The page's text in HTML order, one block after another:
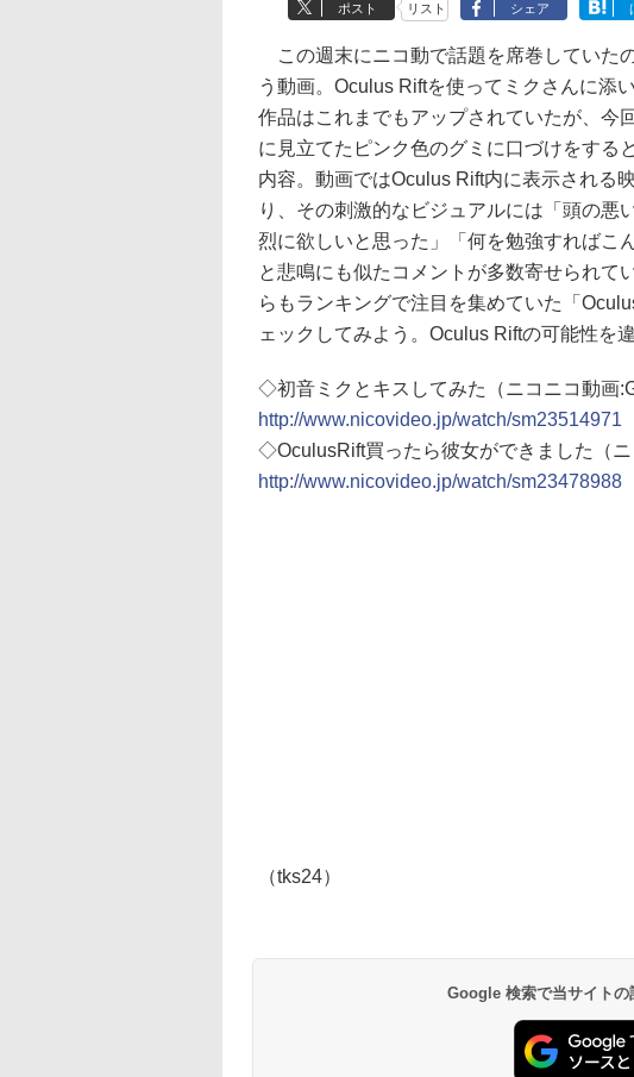
ポスト リスト シェア
この週末にニコ動で話題を席巻していた
う動画。Oculus Riftを使ってミクさんに添
作品はこれまでもアップされていたが、今
に見立てたピンク色のグミに口づけをする
内容。動画ではOculus Rift内に表示される
り、その刺激的なビジュアルには「頭の悪
烈に欲しいと思った」「何を勉強すればこ
と悲鳴にも似たコメントが多数寄せられて
らもランキングで注目を集めていた「
ェックしてみよう。Oculus Riftの可能性を
◇初音ミクとキスしてみた（ニコニコ動画
http://www.nicovideo.jp/watch/sm23514971
◇OculusRift買ったら彼女ができました（ニ
http://www.nicovideo.jp/watch/sm23478988
（tks24）
Google 検索で当サイトの